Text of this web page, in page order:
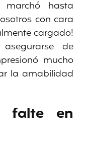
hasta
con cara
cargado!
de
mucho
la amabilidad
falte en